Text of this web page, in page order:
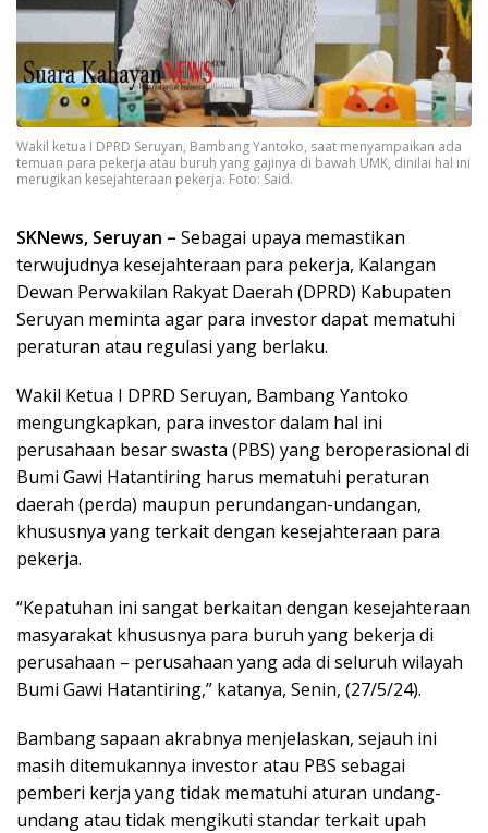
Wakil ketua I DPRD Seruyan, Bambang Yantoko, saat menyampaikan ada
temuan para pekerja atau buruh yang gajinya di bawah UMK, dinilai hal ini
merugikan kesejahteraan pekerja. Foto: Said.
SKNews, Seruyan – Sebagai upaya memastikan
terwujudnya kesejahteraan para pekerja, Kalangan
Dewan Perwakilan Rakyat Daerah (DPRD) Kabupaten
Seruyan meminta agar para investor dapat mematuhi
peraturan atau regulasi yang berlaku.
Wakil Ketua I DPRD Seruyan, Bambang Yantoko
mengungkapkan, para investor dalam hal ini
perusahaan besar swasta (PBS) yang beroperasional di
Bumi Gawi Hatantiring harus mematuhi peraturan
daerah (perda) maupun perundangan-undangan,
khususnya yang terkait dengan kesejahteraan para
pekerja.
“Kepatuhan ini sangat berkaitan dengan kesejahteraan
masyarakat khususnya para buruh yang bekerja di
perusahaan – perusahaan yang ada di seluruh wilayah
Bumi Gawi Hatantiring,” katanya, Senin, (27/5/24).
Bambang sapaan akrabnya menjelaskan, sejauh ini
masih ditemukannya investor atau PBS sebagai
pemberi kerja yang tidak mematuhi aturan undang-
undang atau tidak mengikuti standar terkait upah